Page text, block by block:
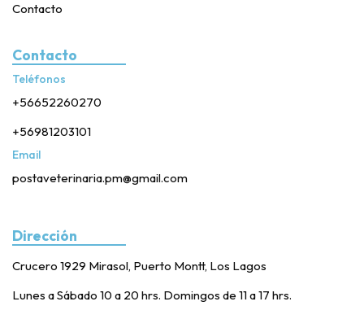
Contacto
Contacto
Teléfonos
+56652260270
+56981203101
Email
postaveterinaria.pm@gmail.com
Dirección
Crucero 1929 Mirasol, Puerto Montt, Los Lagos
Lunes a Sábado 10 a 20 hrs. Domingos de 11 a 17 hrs.